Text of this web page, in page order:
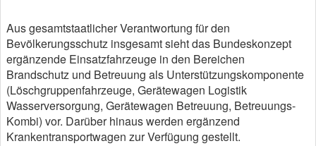
Aus gesamtstaatlicher Verantwortung für den
Bevölkerungsschutz insgesamt sieht das Bundeskonzept
ergänzende Einsatzfahrzeuge in den Bereichen
Brandschutz und Betreuung als Unterstützungskomponente
(Löschgruppenfahrzeuge, Gerätewagen Logistik
Wasserversorgung, Gerätewagen Betreuung, Betreuungs-
Kombi) vor. Darüber hinaus werden ergänzend
Krankentransportwagen zur Verfügung gestellt.